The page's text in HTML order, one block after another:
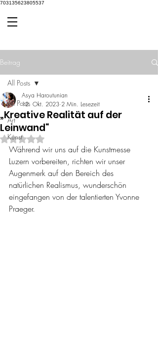
703135623805537
Beitrag
All Posts
Art
Kunst
All Posts
„Kreative Realität auf der
Leinwand“
Asya Haroutunian
12. Okt. 2023 2 Min. Lesezeit
Mit NaN von 5 Sternen bewertet.
Während wir uns auf die Kunstmesse
Luzern vorbereiten, richten wir unser
Augenmerk auf den Bereich des
natürlichen Realismus, wunderschön
eingefangen von der talentierten Yvonne
Praeger.